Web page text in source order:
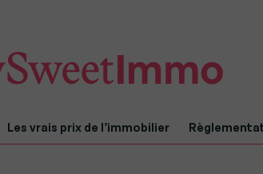
Les vrais prix de l’immobilier